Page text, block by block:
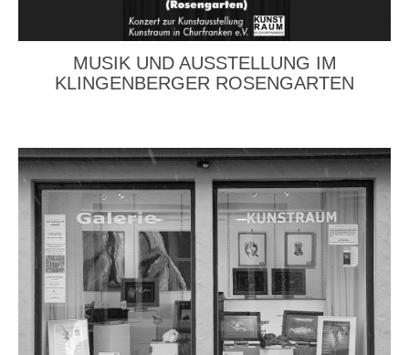
MUSIK UND AUSSTELLUNG IM
KLINGENBERGER ROSENGARTEN